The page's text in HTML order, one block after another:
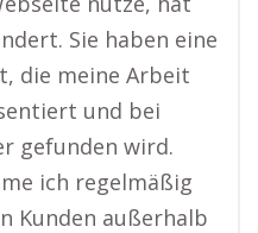
Sie haben eine
die meine Arbeit
und bei
gefunden wird.
ich regelmäßig
Kunden außerhalb